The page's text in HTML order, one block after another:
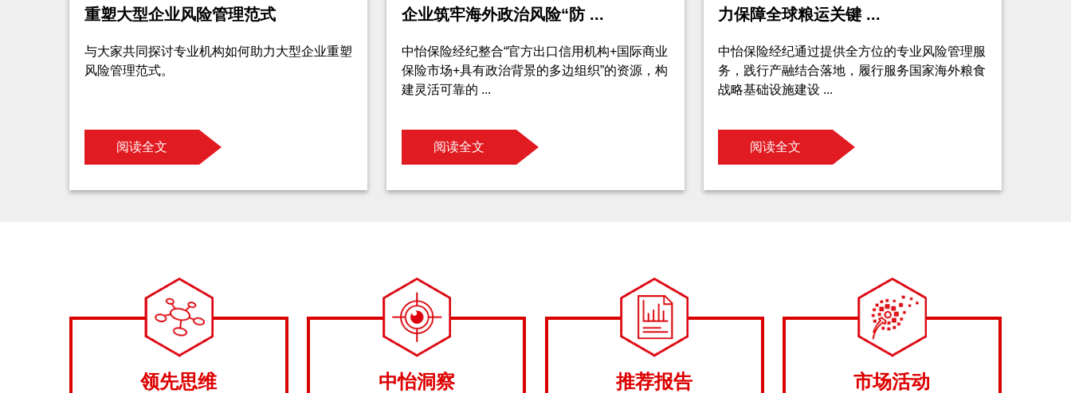
重塑大型企业风险管理范式
与大家共同探讨专业机构如何助力大型企业重塑
风险管理范式。
阅读全文
企业筑牢海外政治风险“防 ...
中怡保险经纪整合“官方出口信用机构+国际商业
保险市场+具有政治背景的多边组织”的资源，构
建灵活可靠的 ...
阅读全文
力保障全球粮运关键 ...
中怡保险经纪通过提供全方位的专业风险管理服
务，践行产融结合落地，履行服务国家海外粮食
战略基础设施建设 ...
阅读全文
领先思维 中怡洞察 推荐报告 市场活动